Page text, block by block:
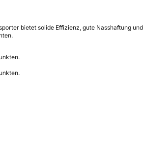
bietet solide Effizienz, gute